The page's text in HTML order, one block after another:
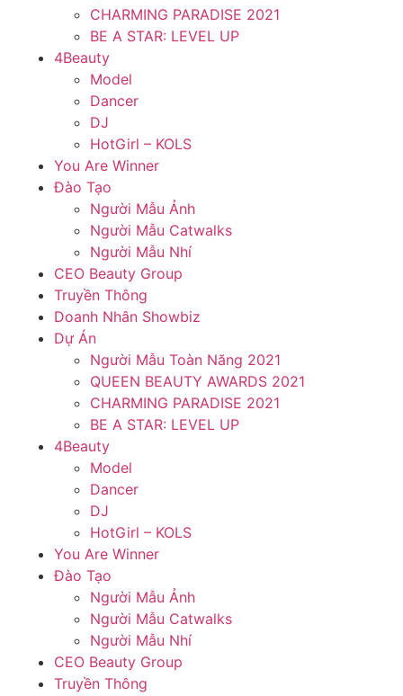
CHARMING PARADISE 2021
BE A STAR: LEVEL UP
4Beauty
Model
Dancer
DJ
HotGirl – KOLS
You Are Winner
Đào Tạo
Người Mẫu Ảnh
Người Mẫu Catwalks
Người Mẫu Nhí
CEO Beauty Group
Truyền Thông
Doanh Nhân Showbiz
Dự Án
Người Mẫu Toàn Năng 2021
QUEEN BEAUTY AWARDS 2021
CHARMING PARADISE 2021
BE A STAR: LEVEL UP
4Beauty
Model
Dancer
DJ
HotGirl – KOLS
You Are Winner
Đào Tạo
Người Mẫu Ảnh
Người Mẫu Catwalks
Người Mẫu Nhí
CEO Beauty Group
Truyền Thông